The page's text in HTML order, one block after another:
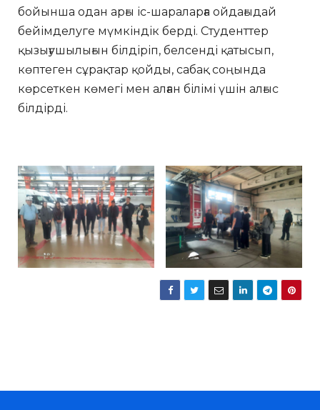
бойынша одан арғы іс-шараларға ойдағыдай
бейімделуге мүмкіндік берді. Студенттер
қызығушылығын білдіріп, белсенді қатысып,
көптеген сұрақтар қойды, сабақ соңында
көрсеткен көмегі мен алған білімі үшін алғыс
білдірді.